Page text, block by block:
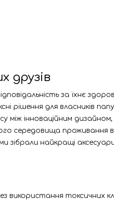
друзів
за їхнє
рішення для власників
між інноваційним
середовища проживання
зібрали найкращі
використання токсичних